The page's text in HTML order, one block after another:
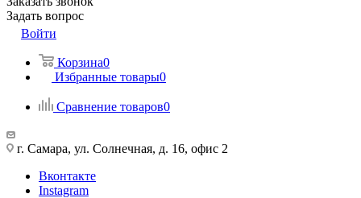
Задать вопрос
Войти
Корзина0
Избранные товары0
Сравнение товаров0
г. Самара, ул. Солнечная, д. 16, офис 2
Вконтакте
Instagram